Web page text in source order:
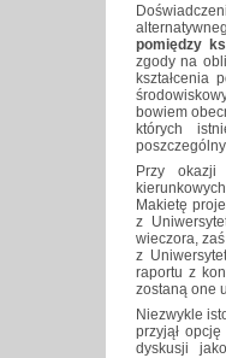
pomiędzy
zgody na
kształcenia
bowiem
których
Przy okazji
Makietę
z
wieczora,
z
raportu z
zostaną one
Niezwykle
przyjął
dyskusji